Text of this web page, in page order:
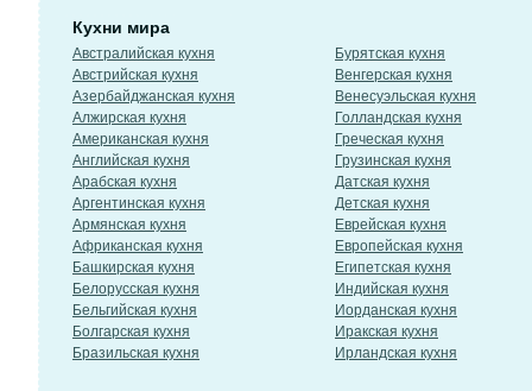
Кухни мира
Австралийская кухня
Австрийская кухня
Азербайджанская кухня
Алжирская кухня
Американская кухня
Английская кухня
Арабская кухня
Аргентинская кухня
Армянская кухня
Африканская кухня
Башкирская кухня
Белорусская кухня
Бельгийская кухня
Болгарская кухня
Бразильская кухня
Бурятская кухня
Венгерская кухня
Венесуэльская кухня
Голландская кухня
Греческая кухня
Грузинская кухня
Датская кухня
Детская кухня
Еврейская кухня
Европейская кухня
Египетская кухня
Индийская кухня
Иорданская кухня
Иракская кухня
Ирландская кухня